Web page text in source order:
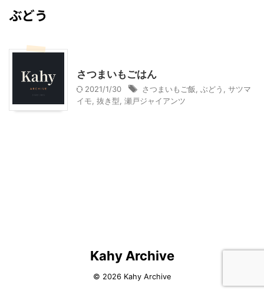
ぶどう
さつまいもごはん
2021/1/30 さつまいもご飯 ぶどう
サツマ
イモ 抜き型 瀬戸ジャイアンツ
Kahy Archive
© 2026 Kahy Archive